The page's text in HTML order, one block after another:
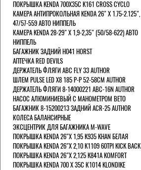
ПОКРЫШКА KENDA 700Х35С K161 CROSS CYCLO
КАМЕРА АНТИПРОКОЛЬНАЯ KENDA 26" Х 1.75-2.125",
47/57-559 АВТО НИППЕЛЬ
КАМЕРА KENDA 28-29" Х 1,9-2,35" (50/58-622) АВТО
НИППЕЛЬ
БАГАЖНИК ЗАДНИЙ H041 HORST
АПТЕЧКА RED DEVILS
ДЕРЖАТЕЛЬ ФЛЯГИ АВС FLY 33 AUTHOR
ШЛЕМ PULSE LED X8 185 Р-Р 52-58СМ AUTHOR
ДЕРЖАТЕЛЬ ФЛЯГИ 8-14000221 ABC-16N AUTHOR
НАСОС АЛЮМИНИЕВЫЙ С МАНОМЕТРОМ BETO
БАГАЖНИК 8-15200213 ЗАДНИЙ ACR-25 AUTHOR
КОЛЕСА БАЛАНСИРНЫЕ
ЭКСЦЕНТРИК ДЛЯ БАГАЖНИКА M-WAVE
ПОКРЫШКА KENDA 26"Х 1,95 K935 KHAN БЕЛАЯ
ПОКРЫШКА KENDA 26"Х 2,10 K1109 60TPI KICK BACK
ПОКРЫШКА KENDA 26"Х 2,125 K841A KOMFORT
ПОКРЫШКА KENDA 700 Х 35С К1014 KLONDIKE